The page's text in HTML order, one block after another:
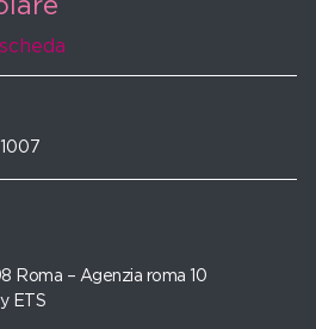
Roma – Agenzia roma 10
ETS